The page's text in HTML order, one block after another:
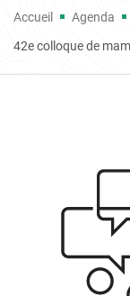
Accueil Agenda
42e colloque de